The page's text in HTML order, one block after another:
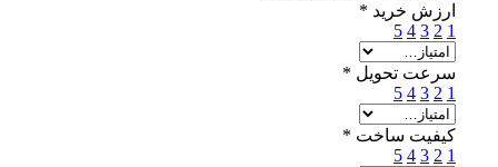
ارزش خرید *
1
2
3
4
5
سرعت تحویل *
1
2
3
4
5
کیفیت ساخت *
1
2
3
4
5